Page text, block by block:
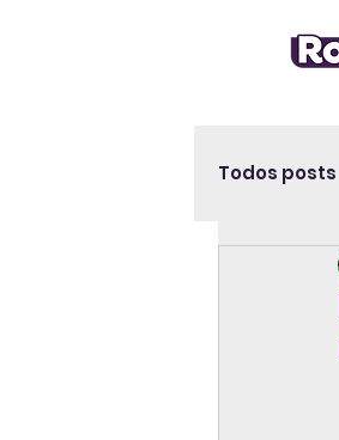
Todos posts